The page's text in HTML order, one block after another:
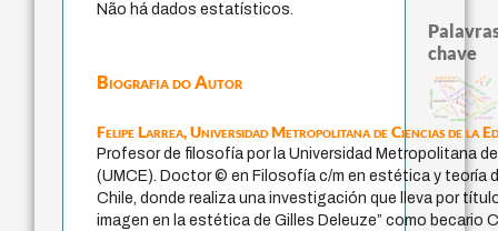
Não há dados estatísticos.
Biografia do Autor
Felipe Larrea,Universidad Metropolitana de Ciencias de la
Profesor de filosofía por la Universidad Metropolitana
(UMCE). Doctor © en Filosofía c/m en estética y teoría
Chile, donde realiza una investigación que lleva por
imagen en la estética de Gilles Deleuze” como becario
chave
fundamentalismo
jacobi
protágoras
experiência temporalmetafísica do tempo
género
idade
intolerância
j.c.m. neto
palavra
perdón
leyes violencia
guayaquillogos
pedagogia
lei
acquaintance desejo
papel da lei
sacrifício
bataille
mind
therapy
philosophy